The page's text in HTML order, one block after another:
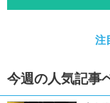
注
今週の人気記事